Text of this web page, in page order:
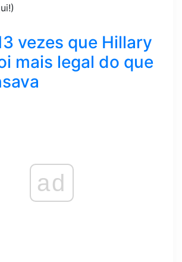
vezes que Hillary
mais legal do que
ad